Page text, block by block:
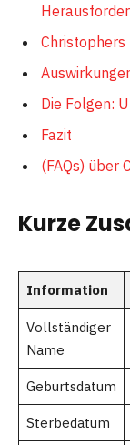
Die Folgen:
Fazit
(FAQs) über
Kurze
Information
Vollständiger
Name
Geburtsdatum
Sterbedatum